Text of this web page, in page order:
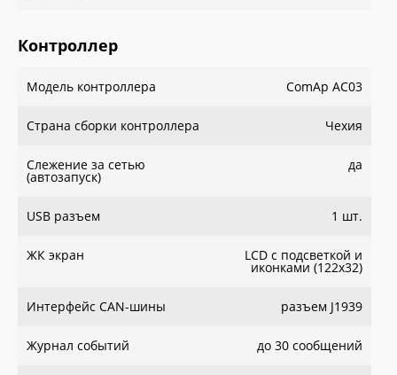
Контроллер
Модель контроллера ComAp AC03
Страна сборки контроллера Чехия
Слежение за сетью
(автозапуск)
да
USB разъем 1 шт.
ЖК экран LCD с подсветкой и
иконками (122x32)
Интерфейс CAN-шины разъем J1939
Журнал событий до 30 сообщений